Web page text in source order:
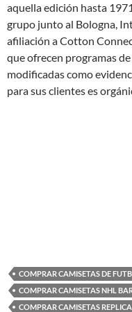
aquella edición hasta
grupo junto al Bologna,
afiliación a Cotton
que ofrecen programas
modificadas como
para sus clientes es
COMPRAR CAMISETAS DE
COMPRAR CAMISETAS NHL
COMPRAR CAMISETAS